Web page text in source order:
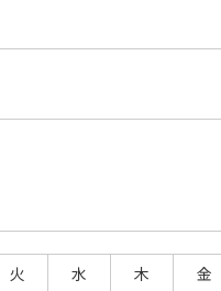
火 水 木 金